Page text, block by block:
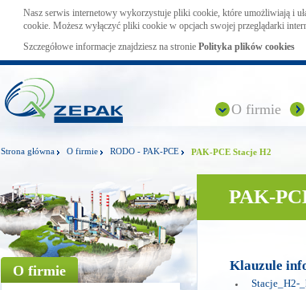
Nasz serwis internetowy wykorzystuje pliki cookie, które umożliwiają i
cookie. Możesz wyłączyć pliki cookie w opcjach swojej przeglądarki
Szczegółowe informacje znajdziesz na stronie Polityka plików cookies
O firmie
Strona główna O firmie RODO - PAK-PCE PAK-PCE Stacje H2
O firmie
PAK-
Klauzule
Stacje_H2-